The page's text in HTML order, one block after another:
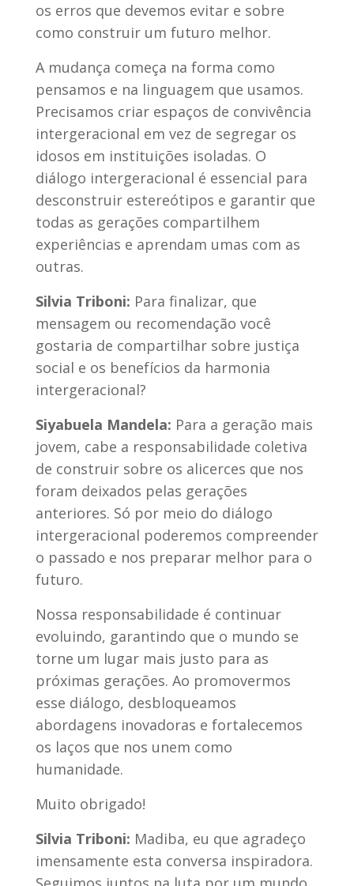
os erros que devemos evitar e sobre
como construir um futuro melhor.
A mudança começa na forma como
pensamos e na linguagem que usamos.
Precisamos criar espaços de convivência
intergeracional em vez de segregar os
idosos em instituições isoladas. O
diálogo intergeracional é essencial para
desconstruir estereótipos e garantir que
todas as gerações compartilhem
experiências e aprendam umas com as
outras.
Silvia Triboni: Para finalizar, que
mensagem ou recomendação você
gostaria de compartilhar sobre justiça
social e os benefícios da harmonia
intergeracional?
Siyabuela Mandela: Para a geração mais
jovem, cabe a responsabilidade coletiva
de construir sobre os alicerces que nos
foram deixados pelas gerações
anteriores. Só por meio do diálogo
intergeracional poderemos compreender
o passado e nos preparar melhor para o
futuro.
Nossa responsabilidade é continuar
evoluindo, garantindo que o mundo se
torne um lugar mais justo para as
próximas gerações. Ao promovermos
esse diálogo, desbloqueamos
abordagens inovadoras e fortalecemos
os laços que nos unem como
humanidade.
Muito obrigado!
Silvia Triboni: Madiba, eu que agradeço
imensamente esta conversa inspiradora.